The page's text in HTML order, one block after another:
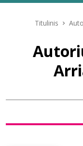
Leidiniai
ELVIS atvyksta
Naujienos
Bibliotekoms
Titulinis